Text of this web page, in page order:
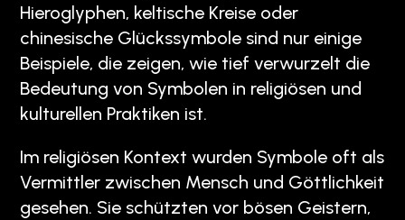
Hieroglyphen, keltische Kreise oder
chinesische Glückssymbole sind nur einige
Beispiele, die zeigen, wie tief verwurzelt die
Bedeutung von Symbolen in religiösen und
kulturellen Praktiken ist.
Im religiösen Kontext wurden Symbole oft als
Vermittler zwischen Mensch und Göttlichkeit
gesehen. Sie schützten vor bösen Geistern,